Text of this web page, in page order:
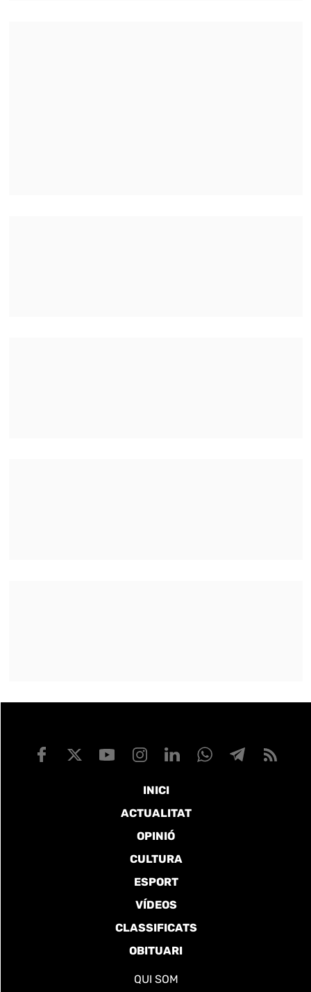
INICI
ACTUALITAT
OPINIÓ
CULTURA
ESPORT
VÍDEOS
CLASSIFICATS
OBITUARI
QUI SOM